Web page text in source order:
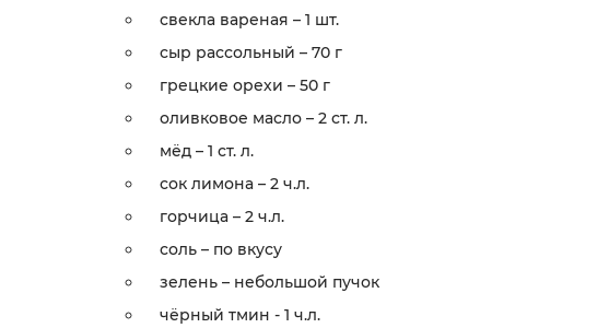
свекла вареная – 1 шт.
сыр рассольный – 70 г
грецкие орехи – 50 г
оливковое масло – 2 ст. л.
мёд – 1 ст. л.
сок лимона – 2 ч.л.
горчица – 2 ч.л.
соль – по вкусу
зелень – небольшой пучок
чёрный тмин - 1 ч.л.